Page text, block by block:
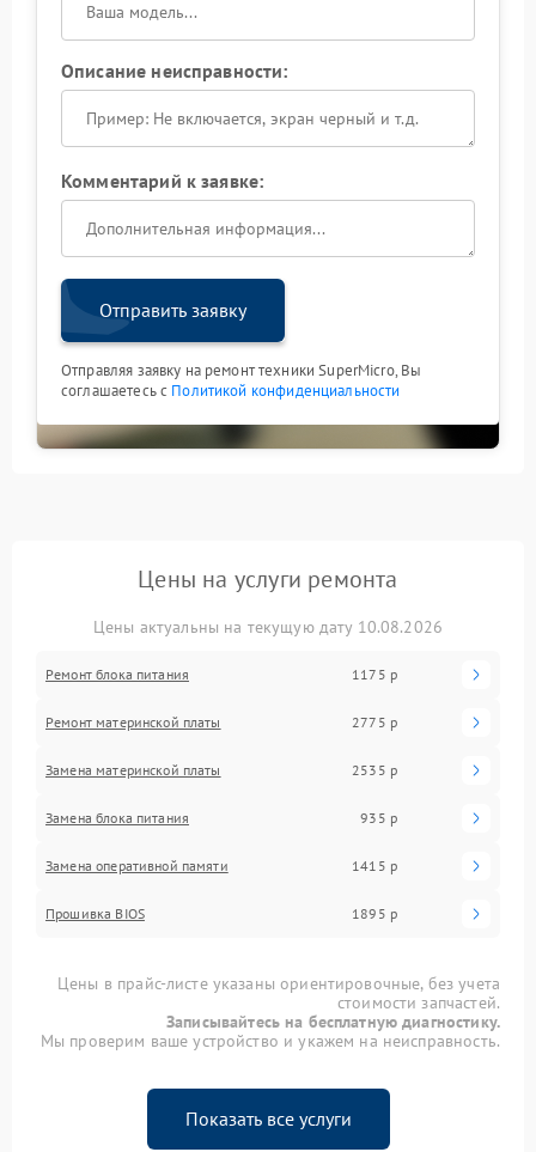
Описание неисправности:
Комментарий к заявке:
Отправить заявку
Отправляя заявку на ремонт техники SuperMicro, Вы
соглашаетесь с Политикой конфиденциальности
Цены на услуги ремонта
Цены актуальны на текущую дату 10.08.2026
Ремонт блока питания 1175 р
Ремонт материнской платы 2775 р
Замена материнской платы 2535 р
Замена блока питания 935 р
Замена оперативной памяти 1415 р
Прошивка BIOS 1895 р
Цены в прайс-листе указаны ориентировочные, без учета
стоимости запчастей.
Записывайтесь на бесплатную диагностику.
Мы проверим ваше устройство и укажем на неисправность.
Показать все услуги